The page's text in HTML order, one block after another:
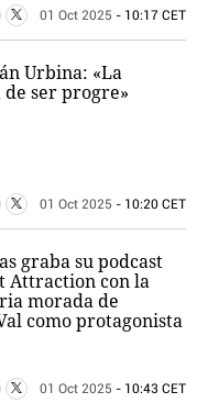
01 Oct 2025 - 10:17 CET
Urbina: «La
ser progre»
01 Oct 2025 - 10:20 CET
graba su podcast
Attraction con la
morada de
como protagonista
01 Oct 2025 - 10:43 CET